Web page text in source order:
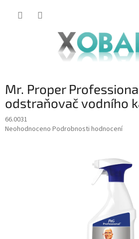
Mr. Proper
odstraňovač vodního
66.0031
Průměrné
Neohodnoceno Podrobnosti hodnocení